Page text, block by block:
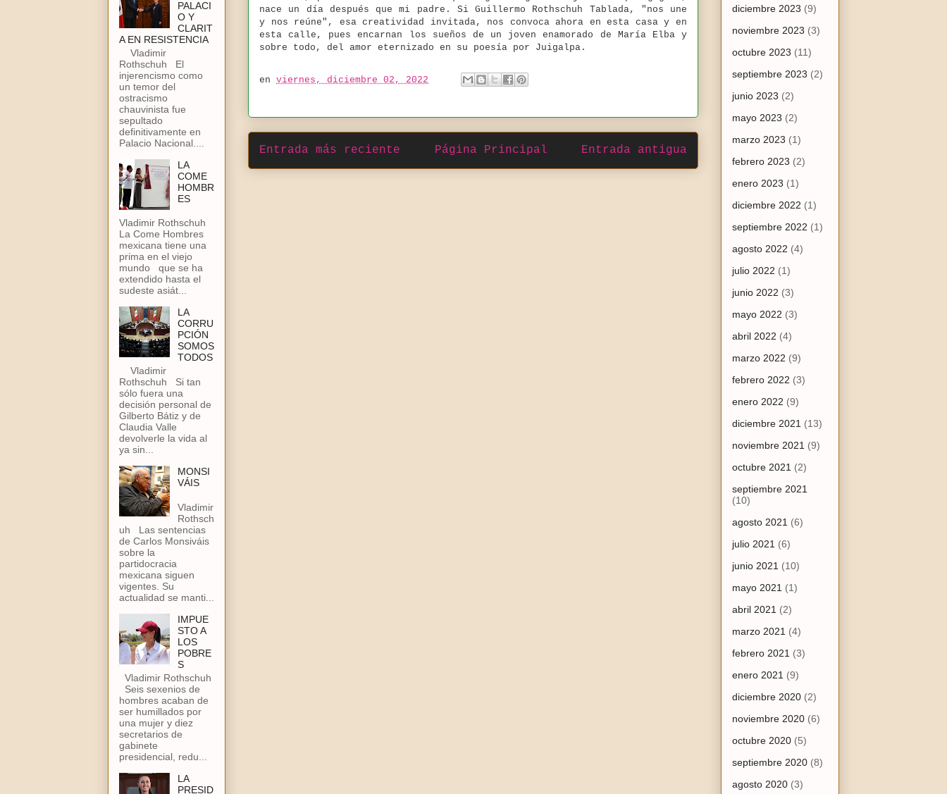
nace un día después que mi padre. Si Guillermo Rothschuh Tablada, "nos une
y nos reúne", esa creatividad invitada, nos convoca ahora en esta casa y en
esta calle, pues encarnan los sueños de un joven enamorado de María Elba y
sobre todo, del amor eternizado en su poesía por Juigalpa.
en viernes, diciembre 02, 2022
Entrada más reciente Entrada antigua
Página Principal
PALACI
O Y
CLARIT
A EN RESISTENCIA
Vladimir
Rothschuh El
injerencismo como
un temor del
ostracismo
chauvinista fue
sepultado
definitivamente en
Palacio Nacional....
LA
COME
HOMBR
ES
Vladimir Rothschuh
La Come Hombres
mexicana tiene una
prima en el viejo
mundo que se ha
extendido hasta el
sudeste asiát...
LA
CORRU
PCIÓN
SOMOS
TODOS
Vladimir
Rothschuh Si tan
sólo fuera una
decisión personal de
Gilberto Bátiz y de
Claudia Valle
devolverle la vida al
ya sin...
MONSI
VÁIS
Vladimir
Rothsch
uh Las sentencias
de Carlos Monsiváis
sobre la
partidocracia
mexicana siguen
vigentes. Su
actualidad se manti...
IMPUE
STO A
LOS
POBRE
S
Vladimir Rothschuh
Seis sexenios de
hombres acaban de
ser humillados por
una mujer y diez
secretarios de
gabinete
presidencial, redu...
LA
PRESID
diciembre 2023 (9)
noviembre 2023 (3)
octubre 2023 (11)
septiembre 2023 (2)
junio 2023 (2)
mayo 2023 (2)
marzo 2023 (1)
febrero 2023 (2)
enero 2023 (1)
diciembre 2022 (1)
septiembre 2022 (1)
agosto 2022 (4)
julio 2022 (1)
junio 2022 (3)
mayo 2022 (3)
abril 2022 (4)
marzo 2022 (9)
febrero 2022 (3)
enero 2022 (9)
diciembre 2021 (13)
noviembre 2021 (9)
octubre 2021 (2)
septiembre 2021
(10)
agosto 2021 (6)
julio 2021 (6)
junio 2021 (10)
mayo 2021 (1)
abril 2021 (2)
marzo 2021 (4)
febrero 2021 (3)
enero 2021 (9)
diciembre 2020 (2)
noviembre 2020 (6)
octubre 2020 (5)
septiembre 2020 (8)
agosto 2020 (3)